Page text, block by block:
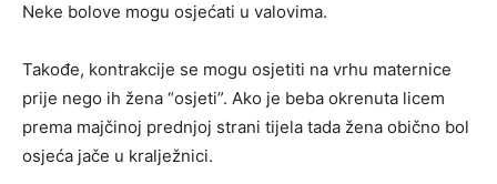
Neke bolove mogu osjećati u valovima.
Takođe, kontrakcije se mogu osjetiti na vrhu maternice
prije nego ih žena “osjeti”. Ako je beba okrenuta licem
prema majčinoj prednjoj strani tijela tada žena obično bol
osjeća jače u kralježnici.